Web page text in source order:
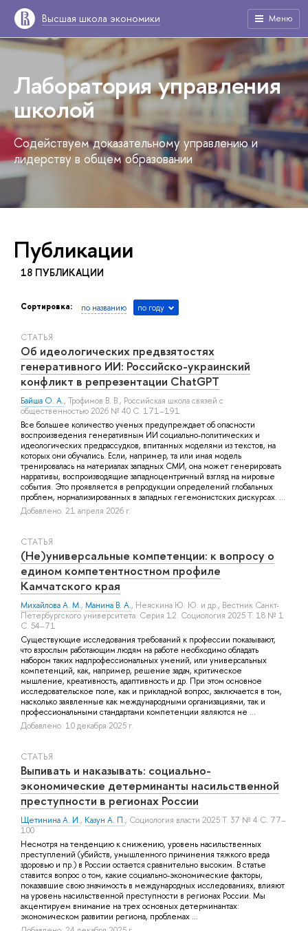
Высшая школа экономики Меню
Лаборатория управления
школой
Содействуем доказательному управлению и
лидерству в общем образовании
Публикации
18 ПУБЛИКАЦИИ
Сортировка: по названию по году
СТАТЬЯ
Об идеологических предвзятостях
генеративного ИИ: Российско-украинский
конфликт в репрезентации ChatGPT
Байша О. А., Трофимов В. В., Российская школа связей с
общественностью 2026 № 40 С. 171–191
Все большее количество ученых предупреждает об опасности
воспроизведения генеративным ИИ социально-политических и
идеологических предрассудков, впитанных моделями из текстов, на
которых они обучались. Если, например, та или иная модель
тренировалась на материалах западных СМИ, она может генерировать
нарративы, воспроизводящие западноцентричный взгляд на мировые
события. Это проявляется в репродукции определений глобальных
проблем, нормализированных в западных гегемонистских дискурсах. ...
Добавлено: 21 апреля 2026 г.
СТАТЬЯ
(Не)универсальные компетенции: к вопросу о
едином компетентностном профиле
Камчатского края
Михайлова А. М., Манина В. А., Неяскина Ю. Ю. и др., Вестник Санкт-
Петербургского университета. Серия 12: Социология 2025 Т. 18 № 1
С. 54–71
Существующие исследования требований к профессии показывают,
что взрослым работающим людям на работе необходимо обладать
набором таких надпрофессиональных умений, или универсальных
компетенций, как, например, решение задач, критическое
мышление, креативность, адаптивность и др. При этом основное
исследовательское поле, как и прикладной вопрос, заключается в том,
насколько заявленные как международными организациями, так и
профессиональными стандартами компетенции являются не ...
Добавлено: 10 декабря 2025 г.
СТАТЬЯ
Выпивать и наказывать: социально-
экономические детерминанты насильственной
преступности в регионах России
Щетинина А. И., Казун А. П., Социология власти 2025 Т. 37 № 4 С. 77–
100
Несмотря на тенденцию к снижению, уровень насильственных
преступлений (убийств, умышленного причинения тяжкого вреда
здоровью и пр.) в России остается сравнительно высоким. В статье
ставится вопрос о том, какие социально-экономические факторы,
показавшие свою значимость в международных исследованиях, влияют
на уровень насильственной преступности в регионах России. Мы
акцентируем внимание на трех основных детерминантах:
экономическом развитии региона, проблемах ...